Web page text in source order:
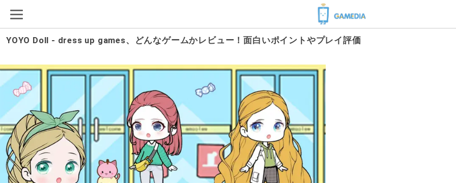
YOYO Doll - dress up games、どんなゲームかレビュー！面白いポイントやプレイ評価